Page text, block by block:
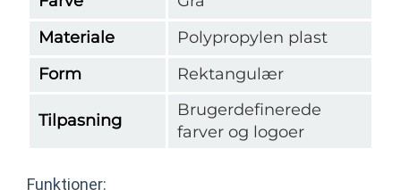
Materiale
Polypropylen plast
Form
Rektangulær
Tilpasning
Brugerdefinerede
farver og logoer
Funktioner: